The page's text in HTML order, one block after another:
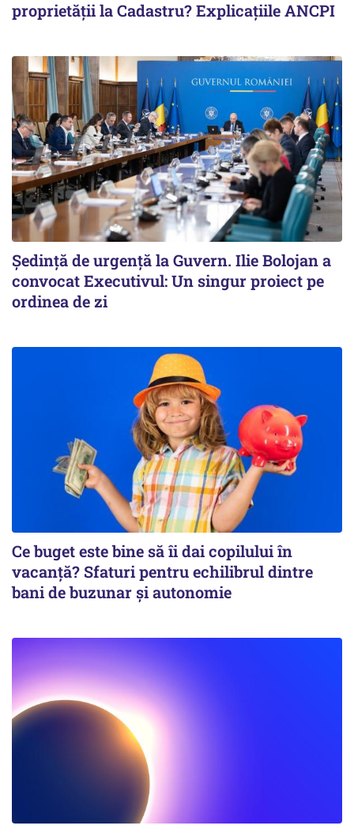
proprietății la Cadastru? Explicațiile ANCPI
Ședință de urgență la Guvern. Ilie Bolojan a
convocat Executivul: Un singur proiect pe
ordinea de zi
Ce buget este bine să îi dai copilului în
vacanță? Sfaturi pentru echilibrul dintre
bani de buzunar și autonomie